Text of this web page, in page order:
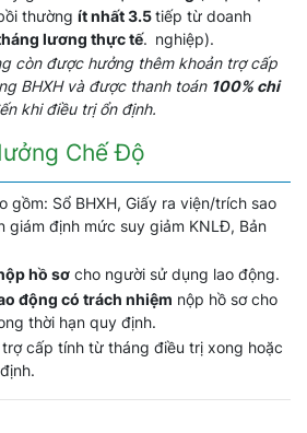
thường ít nhất 3.5
lương thực tế.
tiếp từ doanh
nghiệp).
còn được hưởng thêm khoản trợ cấp
BHXH và được thanh toán 100% chi
khi điều trị ổn định.
Chế Độ
gồm: Sổ BHXH, Giấy ra viện/trích sao
giám định mức suy giảm KNLĐ, Bản
hồ sơ cho người sử dụng lao động.
động có trách nhiệm nộp hồ sơ cho
thời hạn quy định.
cấp tính từ tháng điều trị xong hoặc